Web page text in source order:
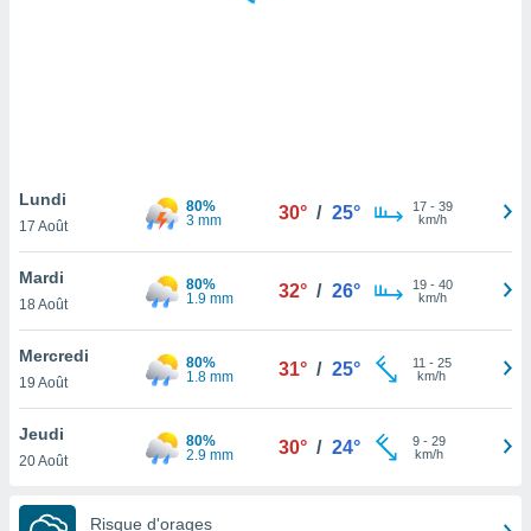
notre
que
et que
Lundi
17 Août
80%
3 mm
30° / 25° 17- 39
km/h
Mardi
18 Août
80%
1.9 mm
32° / 26° 19- 40
km/h
Mercredi
19 Août
80%
1.8 mm
31° / 25° 11 - 25
km/h
Jeudi
20 Août
80%
2.9 mm
30° / 24° 9- 29
km/h
Risque d'orages